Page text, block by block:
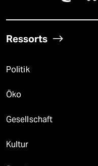
Ressorts
Politik
Öko
Gesellschaft
Kultur